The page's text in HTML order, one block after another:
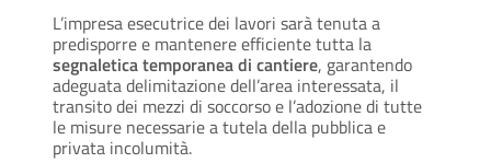
L’impresa esecutrice dei lavori sarà tenuta a
predisporre e mantenere efficiente tutta la
segnaletica temporanea di cantiere, garantendo
adeguata delimitazione dell’area interessata, il
transito dei mezzi di soccorso e l’adozione di tutte
le misure necessarie a tutela della pubblica e
privata incolumità.